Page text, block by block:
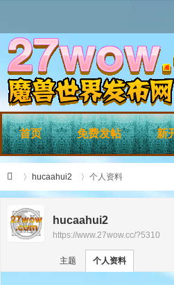
首页 免费发帖 新
›
hucaahui2
›
个人资料
hucaahui2
https://www.27wow.cc/?5310
主题 个人资料